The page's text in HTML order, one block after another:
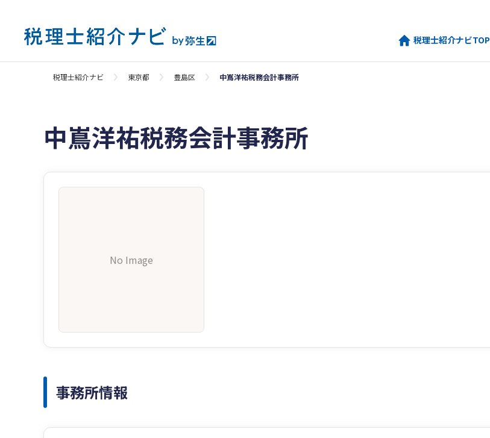
税理士紹介ナビTOP
税理士紹介ナビ 東京都 豊島区 中嶌洋祐税務会計事務所
中嶌洋祐税務会計事務所
No Image
事務所情報